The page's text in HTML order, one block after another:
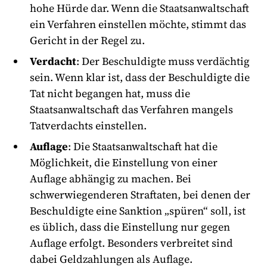
hohe Hürde dar. Wenn die Staatsanwaltschaft
ein Verfahren einstellen möchte, stimmt das
Gericht in der Regel zu.
Verdacht: Der Beschuldigte muss verdächtig
sein. Wenn klar ist, dass der Beschuldigte die
Tat nicht begangen hat, muss die
Staatsanwaltschaft das Verfahren mangels
Tatverdachts einstellen.
Auflage: Die Staatsanwaltschaft hat die
Möglichkeit, die Einstellung von einer
Auflage abhängig zu machen. Bei
schwerwiegenderen Straftaten, bei denen der
Beschuldigte eine Sanktion „spüren“ soll, ist
es üblich, dass die Einstellung nur gegen
Auflage erfolgt. Besonders verbreitet sind
dabei Geldzahlungen als Auflage.